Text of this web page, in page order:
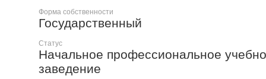
Форма собственности
Государственный
Статус
Начальное профессиональное
заведение